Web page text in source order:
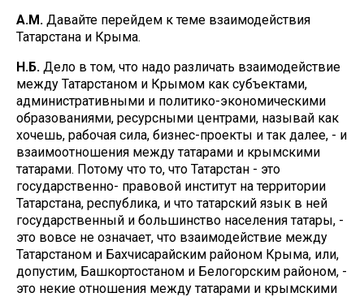
А.М. Давайте перейдем к теме взаимодействия
Татарстана и Крыма.
Н.Б. Дело в том, что надо различать взаимодействие
между Татарстаном и Крымом как субъектами,
административными и политико-экономическими
образованиями, ресурсными центрами, называй как
хочешь, рабочая сила, бизнес-проекты и так далее, - и
взаимоотношения между татарами и крымскими
татарами. Потому что то, что Татарстан - это
государственно- правовой институт на территории
Татарстана, республика, и что татарский язык в ней
государственный и большинство населения татары, -
это вовсе не означает, что взаимодействие между
Татарстаном и Бахчисарайским районом Крыма, или,
допустим, Башкортостаном и Белогорским районом, -
это некие отношения между татарами и крымскими